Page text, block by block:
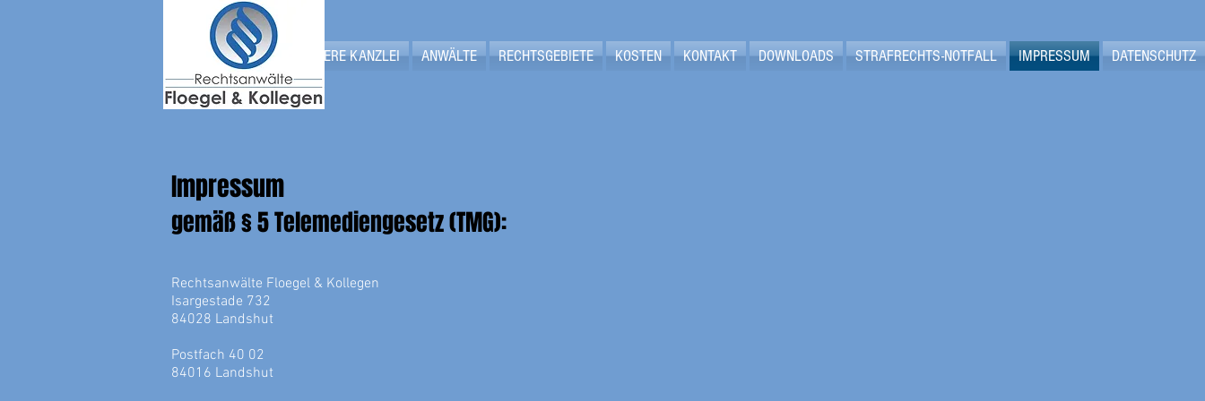
UNSERE KANZLEI ANWÄLTE RECHTSGEBIETE KOSTEN KONTAKT DOWNLOADS STRAFRECHTS-NOTFALL IMPRESSUM DATENSCHUTZ
Impressum
gemäß § 5 Telemediengesetz (TMG):
Rechtsanwälte Floegel & Kollegen
Isargestade 732
84028 Landshut
Postfach 40 02
84016 Landshut